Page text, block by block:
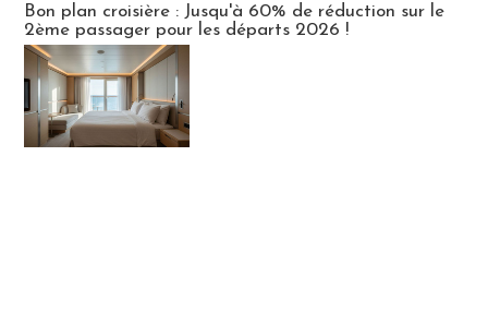
Bon plan croisière : Jusqu'à 60% de réduction sur le
2ème passager pour les départs 2026 !